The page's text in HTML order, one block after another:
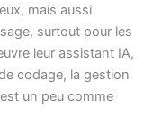
mais aussi
surtout pour les
leur assistant IA,
codage, la gestion
un peu comme